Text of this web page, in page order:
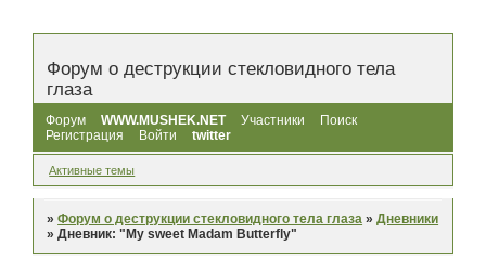
Форум о деструкции стекловидного тела
глаза
Форум WWW.MUSHEK.NET Участники
Поиск
Регистрация
Войти twitter
Активные темы
»Форум о деструкции стекловидного тела глаза »Дневники
»Дневник: "My sweet Madam Butterfly"